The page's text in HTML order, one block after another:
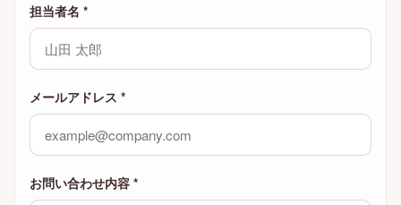
担当者名 *
メールアドレス *
お問い合わせ内容 *